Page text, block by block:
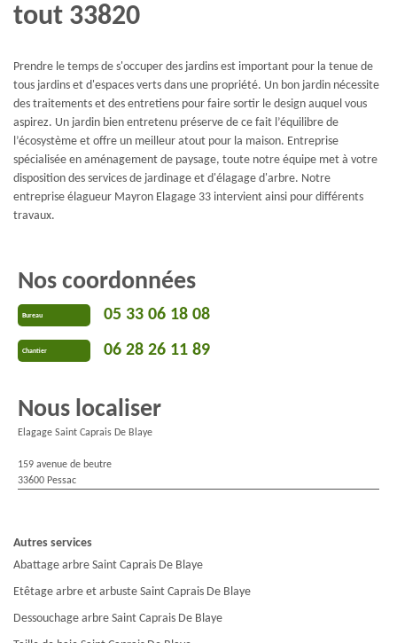
tout 33820
Prendre le temps de s'occuper des jardins est important pour la tenue de
tous jardins et d'espaces verts dans une propriété. Un bon jardin nécessite
des traitements et des entretiens pour faire sortir le design auquel vous
aspirez. Un jardin bien entretenu préserve de ce fait l’équilibre de
l’écosystème et offre un meilleur atout pour la maison. Entreprise
spécialisée en aménagement de paysage, toute notre équipe met à votre
disposition des services de jardinage et d'élagage d'arbre. Notre
entreprise élagueur Mayron Elagage 33 intervient ainsi pour différents
travaux.
Nos coordonnées
Bureau 05 33 06 18 08
Chantier 06 28 26 11 89
Nous localiser
Elagage Saint Caprais De Blaye
159 avenue de beutre
33600 Pessac
Autres services
Abattage arbre Saint Caprais De Blaye
Etêtage arbre et arbuste Saint Caprais De Blaye
Dessouchage arbre Saint Caprais De Blaye